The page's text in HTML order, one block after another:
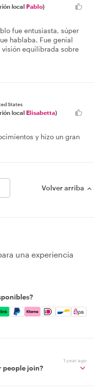
local Pablo)
fue entusiasta, súper
hablaba. Fue genial
visión equilibrada sobre
States
local Elisabetta)
y hizo un gran
Volver arriba
una experiencia
Apple Pay, Google
1 year ago
people join?